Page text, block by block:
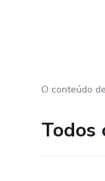
O conteúdo
Todos